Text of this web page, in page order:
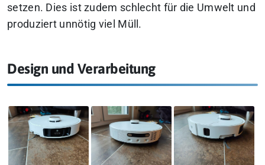
setzen. Dies ist zudem schlecht für die Umwelt und
produziert unnötig viel Müll.
Design und Verarbeitung